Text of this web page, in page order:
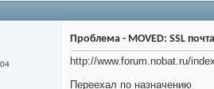
Проблема - MOVED: SSL
http://www.forum.nobat.ru/
Переехал по назначению